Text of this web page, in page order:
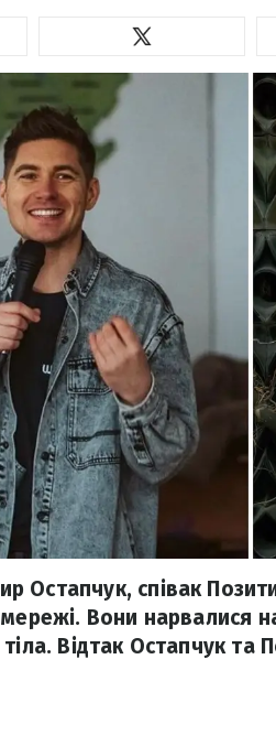
Остапчук, співак
Вони нарвалися
Відтак Остапчук